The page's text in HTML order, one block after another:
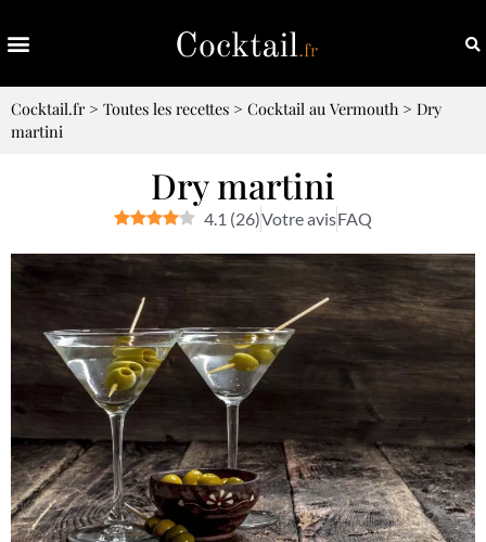
Cocktail.fr> Toutes les recettes > Cocktail au Vermouth > Dry
martini
Dry martini
4.1 (26)Votre avisFAQ